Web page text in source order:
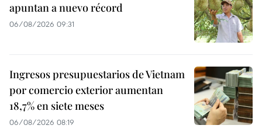
apuntan a nuevo récord
06/08/2026 09:31
Ingresos presupuestarios de Vietnam
por comercio exterior aumentan
18,7% en siete meses
06/08/2026 08:19